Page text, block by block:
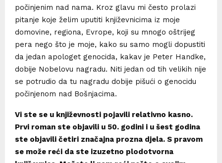
počinjenim nad nama. Kroz glavu mi često prolazi
pitanje koje želim uputiti književnicima iz moje
domovine, regiona, Evrope, koji su mnogo oštrijeg
pera nego što je moje, kako su samo mogli dopustiti
da jedan apologet genocida, kakav je Peter Handke,
dobije Nobelovu nagradu. Niti jedan od tih velikih nije
se potrudio da tu nagradu dobije pišući o genocidu
počinjenom nad Bošnjacima.
Vi ste se u književnosti pojavili relativno kasno.
Prvi roman ste objavili u 50. godini i u šest godina
ste objavili četiri značajna prozna djela. S pravom
se može reći da ste izuzetno plodotvorna